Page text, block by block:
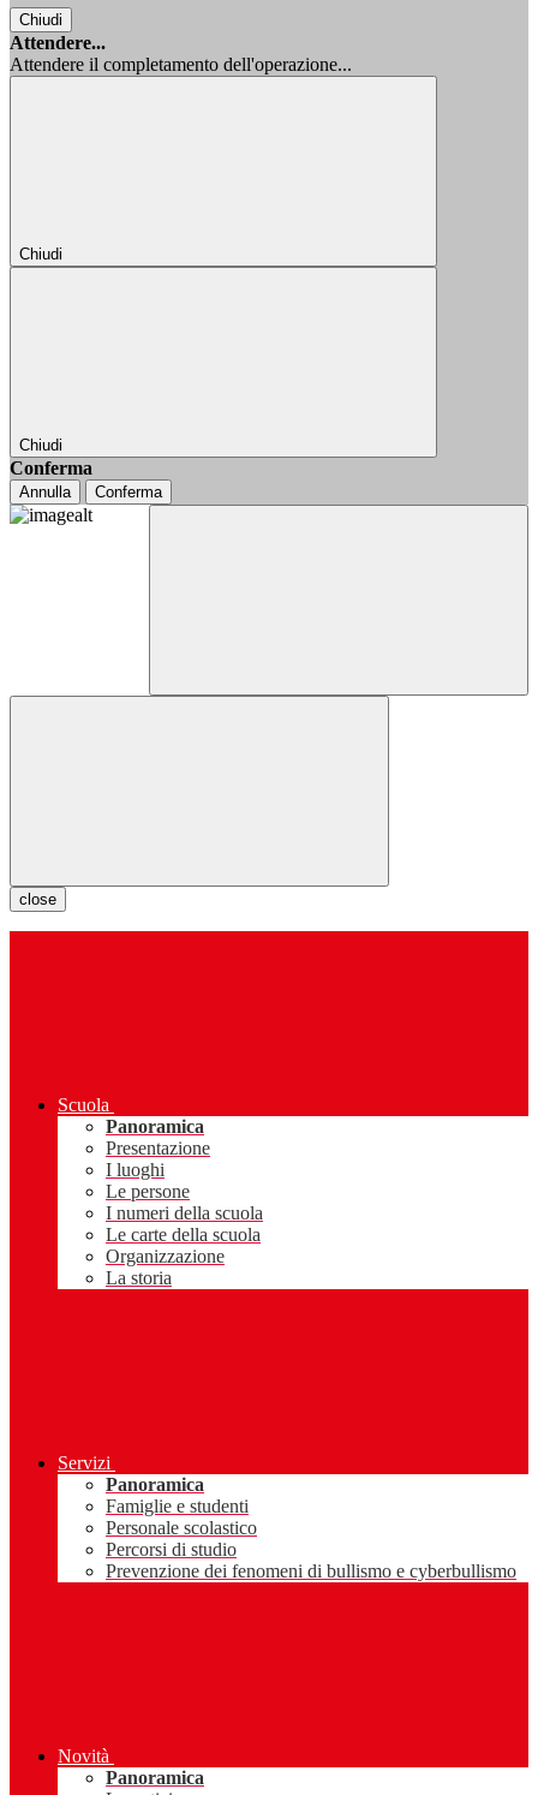
Chiudi
Attendere...
Attendere il completamento dell'operazione...
Chiudi
Chiudi
Conferma
Annulla Conferma
close
Scuola
Panoramica
Presentazione
I luoghi
Le persone
I numeri della scuola
Le carte della scuola
Organizzazione
La storia
Servizi
Panoramica
Famiglie e studenti
Personale scolastico
Percorsi di studio
Prevenzione dei fenomeni di bullismo e cyberbullismo
Novità
Panoramica